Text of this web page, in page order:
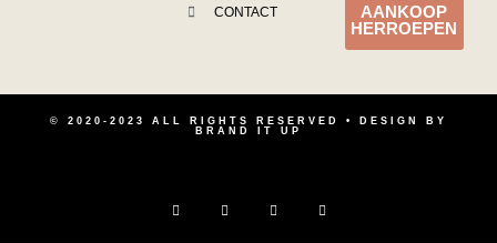
CONTACT
AANKOOP
HERROEPEN
© 2020-2023 ALL RIGHTS RESERVED • DESIGN BY
BRAND IT UP